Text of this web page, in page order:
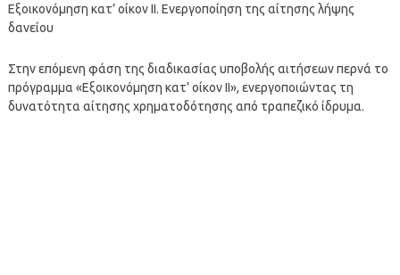
Εξοικονόμηση κατ’ οίκον ΙΙ. Ενεργοποίηση της αίτησης λήψης
δανείου
Στην επόμενη φάση της διαδικασίας υποβολής αιτήσεων περνά το
πρόγραμμα «Εξοικονόμηση κατ’ οίκον ΙΙ», ενεργοποιώντας τη
δυνατότητα αίτησης χρηματοδότησης από τραπεζικό ίδρυμα.